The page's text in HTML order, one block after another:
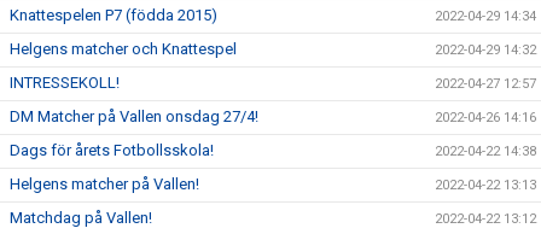
Knattespelen P7 (födda 2015) 2022-04-29 14:34
Helgens matcher och Knattespel 2022-04-29 14:32
INTRESSEKOLL! 2022-04-27 12:57
DM Matcher på Vallen onsdag 27/4! 2022-04-26 14:16
Dags för årets Fotbollsskola! 2022-04-22 14:38
Helgens matcher på Vallen! 2022-04-22 13:13
Matchdag på Vallen! 2022-04-22 13:12